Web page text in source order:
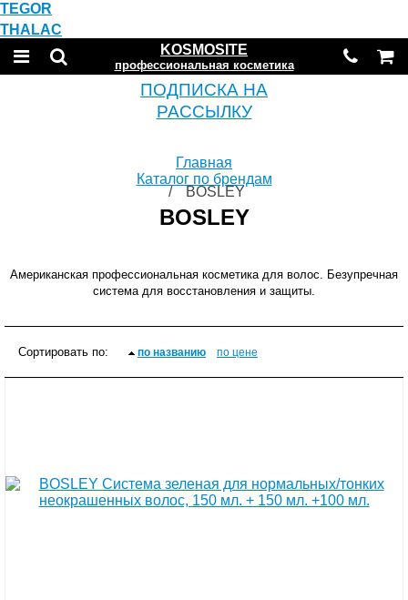
TEGOR
THALAC
KOSMOSITE
профессиональная косметика
ПОДПИСКА НА
РАССЫЛКУ
Главная
Каталог по брендам
BOSLEY
BOSLEY
Американская профессиональная косметика для волос. Безупречная
система для восстановления и защиты.
Сортировать по: по названию по цене